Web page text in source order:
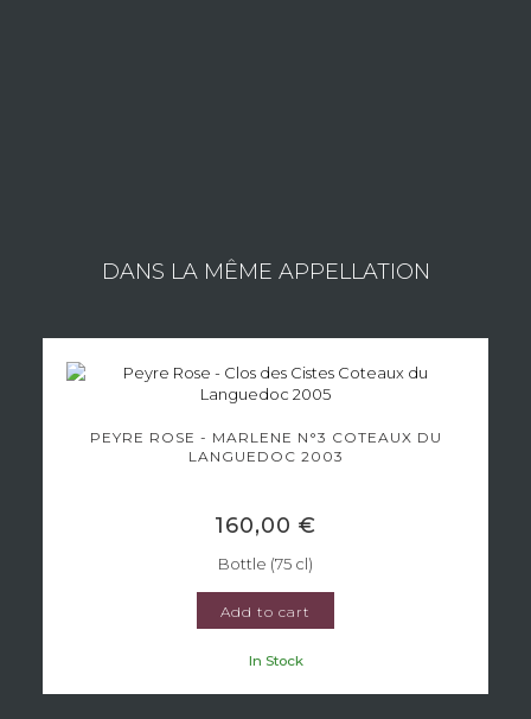
DANS LA MÊME APPELLATION
PEYRE ROSE - MARLENE N°3 COTEAUX DU
LANGUEDOC 2003
160,00 €
Bottle (75 cl)
Add to cart
In Stock